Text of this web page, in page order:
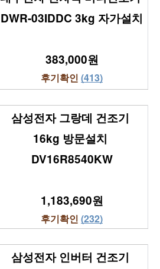
DWR-03IDDC 3kg 자가설치
383,000원
후기확인 (413)
삼성전자 그랑데 건조기
16kg 방문설치
DV16R8540KW
1,183,690원
후기확인 (232)
삼성전자 인버터 건조기